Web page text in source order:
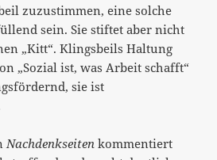
zuzustimmen, eine solche
sein. Sie stiftet aber nicht
„Kitt“. Klingsbeils Haltung
„Sozial ist, was Arbeit schafft“
sie ist
Nachdenkseiten kommentiert